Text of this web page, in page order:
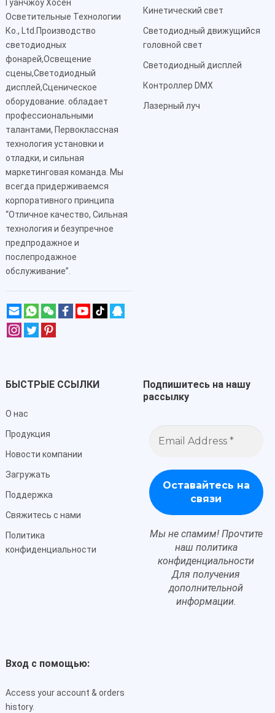
Гуанчжоу Хосен
Осветительные Технологии
Ко., Ltd.Производство
светодиодных
фонарей,Освещение
сцены,Светодиодный
дисплей,Сценическое
оборудование. обладает
профессиональными
талантами, Первоклассная
технология установки и
отладки, и сильная
маркетинговая команда. Мы
всегда придерживаемся
корпоративного принципа
“Отличное качество, Сильная
технология и безупречное
предпродажное и
послепродажное
обслуживание”.
Кинетический свет
Светодиодный движущийся
головной свет
Светодиодный дисплей
Контроллер DMX
Лазерный луч
БЫСТРЫЕ ССЫЛКИ
О нас
Продукция
Новости компании
Загружать
Поддержка
Свяжитесь с нами
Политика
конфиденциальности
Подпишитесь на нашу
рассылку
Адрес
электронной
Мы не спамим! Прочтите
наш политика
конфиденциальности
Для получения
дополнительной
информации.
Вход с помощью:
Access your account & orders
history.